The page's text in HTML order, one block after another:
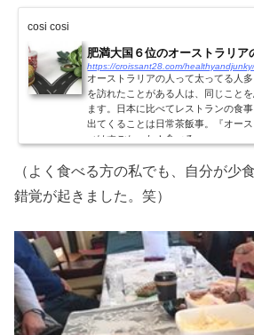
cosi cosi
肥満大国６位のオーストラリア
https://croissant28.com/
オーストラリアの人って太ってる人
を訪れたことがある人は、同じこと
ます。日本に比べてレストランの食
出てくることは日常茶飯事。『オー
ィはすごかった！食べる...
（よく食べる方の私でも、自分が少
錯覚が起きました。笑）